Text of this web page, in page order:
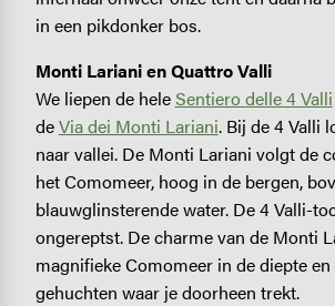
in een pikdonker bos.
Monti Lariani en Quattro Valli
We liepen de heleSentiero delle 4 Valli
deVia dei Monti Lariani. Bij de 4 Valli
naar vallei. De Monti Lariani volgt de
het Comomeer, hoog in de bergen,
blauwglinsterende water. De 4 Valli-
ongereptst. De charme van de Monti
magnifieke Comomeer in de diepte
gehuchten waar je doorheen trekt.